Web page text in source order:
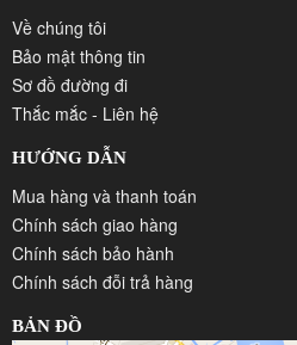
Về chúng tôi
Bảo mật thông tin
Sơ đồ đường đi
Thắc mắc - Liên hệ
HƯỚNG DẪN
Mua hàng và thanh toán
Chính sách giao hàng
Chính sách bảo hành
Chính sách đỗi trả hàng
BẢN ĐỒ